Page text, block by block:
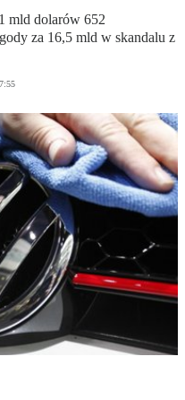
mld dolarów 652
za 16,5 mld w skandalu z